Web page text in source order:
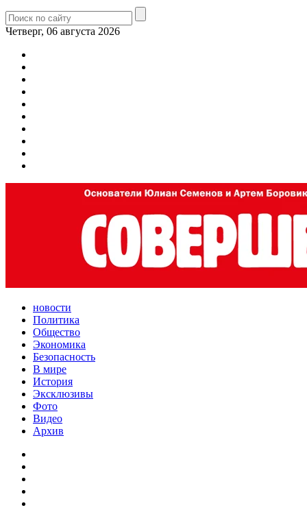
Четверг, 06 августа 2026
новости
Политика
Общество
Экономика
Безопасность
В мире
История
Эксклюзивы
Фото
Видео
Архив